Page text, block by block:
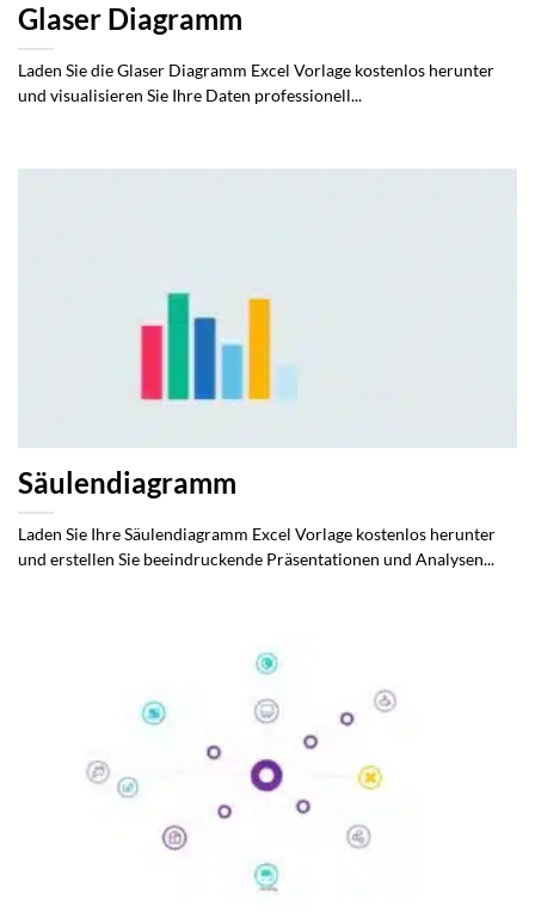
Glaser Diagramm
Laden Sie die Glaser Diagramm Excel Vorlage kostenlos herunter
und visualisieren Sie Ihre Daten professionell...
Säulendiagramm
Laden Sie Ihre Säulendiagramm Excel Vorlage kostenlos herunter
und erstellen Sie beeindruckende Präsentationen und Analysen...